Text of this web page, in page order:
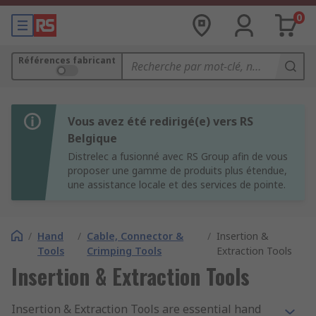
0
Références fabricant
Vous avez été redirigé(e) vers RS
Belgique
Distrelec a fusionné avec RS Group afin de vous
proposer une gamme de produits plus étendue,
une assistance locale et des services de pointe.
/ Hand
Tools
/ Cable, Connector &
Crimping Tools
/ Insertion &
Extraction Tools
Insertion & Extraction Tools
Insertion & Extraction Tools are essential hand